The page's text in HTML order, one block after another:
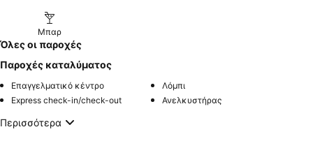
Μπαρ
Όλες οι παροχές
Παροχές καταλύματος
Επαγγελματικό κέντρο
Λόμπι
Express check-in/check-out
Ανελκυστήρας
Περισσότερα